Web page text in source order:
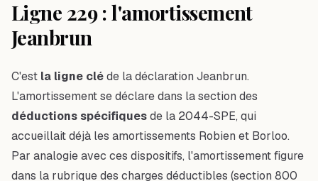
Ligne 229 : l'amortissement
Jeanbrun
C'est la ligne cléde la déclaration Jeanbrun.
L'amortissement se déclare dans la section des
déductions spécifiquesde la 2044-SPE, qui
accueillait déjà les amortissements Robien et Borloo.
Par analogie avec ces dispositifs, l'amortissement figure
dans la rubrique des charges déductibles (section 800